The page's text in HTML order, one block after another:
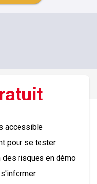
accessible
pour se tester
des risques en démo